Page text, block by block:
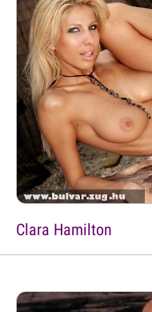
Clara Hamilton